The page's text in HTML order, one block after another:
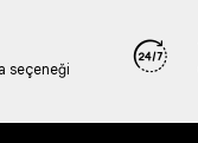
seçeneği